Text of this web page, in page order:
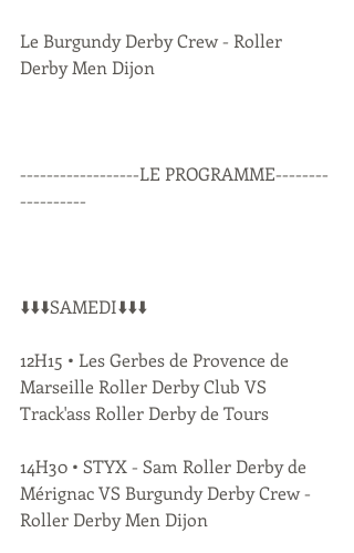
Le Burgundy Derby Crew - Roller
Derby Men Dijon
------------------LE PROGRAMME--------
----------
⬇️⬇️⬇️SAMEDI⬇️⬇️⬇️
12H15 • Les Gerbes de Provence de
Marseille Roller Derby Club VS
Track'ass Roller Derby de Tours
14H30 • STYX - Sam Roller Derby de
Mérignac VS Burgundy Derby Crew -
Roller Derby Men Dijon